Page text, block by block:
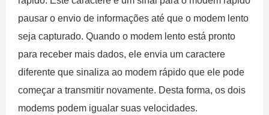
pausar o envio de informações até que o modem lento
seja capturado. Quando o modem lento está pronto
para receber mais dados, ele envia um caractere
diferente que sinaliza ao modem rápido que ele pode
começar a transmitir novamente. Desta forma, os dois
modems podem igualar suas velocidades.